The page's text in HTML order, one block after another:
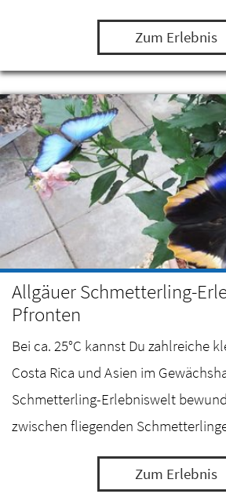
Wanderung zwischen dem
Zum Erlebnis
Allgäuer Schmetterling-
Pfronten
Bei ca. 25°C kannst Du zahlreiche
Costa Rica und Asien im
Schmetterling-Erlebniswelt
zwischen fliegenden
einem Leguan, Bartagamen und
Zum Erlebnis